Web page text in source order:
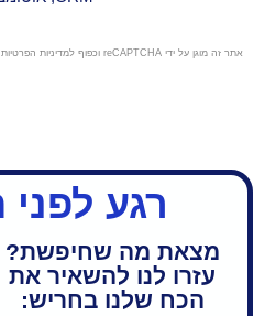
מדיניות הפרטיותולתנאי השירותשל גוגל.
לפני היציאה,
שחיפשת?
להשאיר את
בחריש: